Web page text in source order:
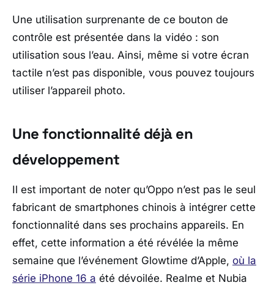
Une utilisation surprenante de ce bouton de
contrôle est présentée dans la vidéo : son
utilisation sous l’eau. Ainsi, même si votre écran
tactile n’est pas disponible, vous pouvez toujours
utiliser l’appareil photo.
Une fonctionnalité déjà en
développement
Il est important de noter qu’Oppo n’est pas le seul
fabricant de smartphones chinois à intégrer cette
fonctionnalité dans ses prochains appareils. En
effet, cette information a été révélée la même
semaine que l’événement Glowtime d’Apple, où la
série iPhone 16 a été dévoilée. Realme et Nubia